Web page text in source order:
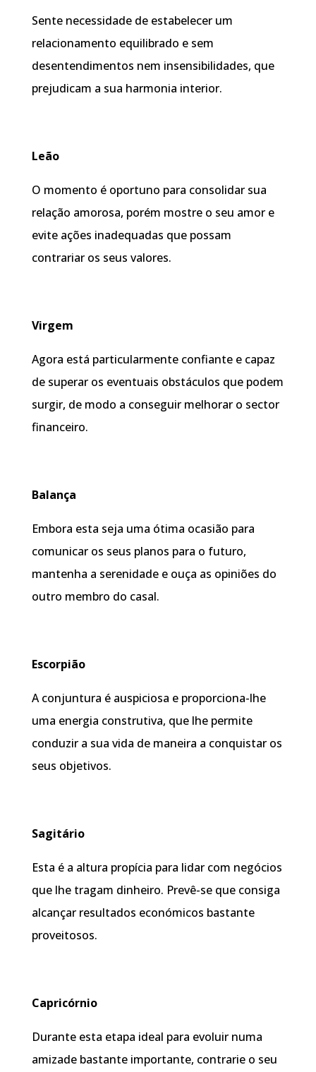
Sente necessidade de estabelecer um
relacionamento equilibrado e sem
desentendimentos nem insensibilidades, que
prejudicam a sua harmonia interior.
Leão
O momento é oportuno para consolidar sua
relação amorosa, porém mostre o seu amor e
evite ações inadequadas que possam
contrariar os seus valores.
Virgem
Agora está particularmente confiante e capaz
de superar os eventuais obstáculos que podem
surgir, de modo a conseguir melhorar o sector
financeiro.
Balança
Embora esta seja uma ótima ocasião para
comunicar os seus planos para o futuro,
mantenha a serenidade e ouça as opiniões do
outro membro do casal.
Escorpião
A conjuntura é auspiciosa e proporciona-lhe
uma energia construtiva, que lhe permite
conduzir a sua vida de maneira a conquistar os
seus objetivos.
Sagitário
Esta é a altura propícia para lidar com negócios
que lhe tragam dinheiro. Prevê-se que consiga
alcançar resultados económicos bastante
proveitosos.
Capricórnio
Durante esta etapa ideal para evoluir numa
amizade bastante importante, contrarie o seu